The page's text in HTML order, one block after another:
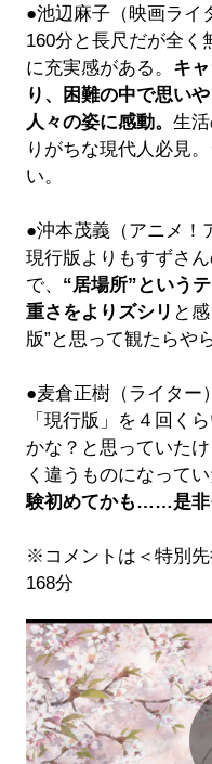
●池辺麻子（映画ライ
160分と長尺だが全く
に充実感がある。 キ
り、困難の中で思い
人々の姿に感動。 生
りがちな現代人必見
い。
●沖本茂義（アニメ！
現行版よりもすずさ
で、 “居場所”という
重さをよりズシリ と
版”と思って観たらや
●麦倉正樹（ライター）
「現行版」を４回く
かな？と思っていた
く違うものになって
験初めてかも……是非
※コメントは＜特別
168分